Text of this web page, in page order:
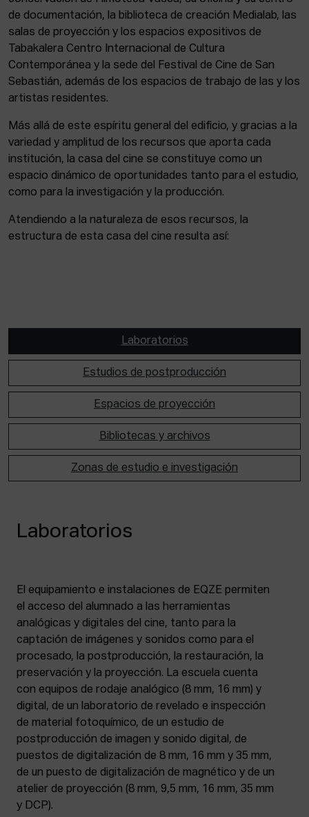
de documentación, la biblioteca de creación Medialab, las
salas de proyección y los espacios expositivos de
Tabakalera Centro Internacional de Cultura
Contemporánea y la sede del Festival de Cine de San
Sebastián, además de los espacios de trabajo de las y los
artistas residentes.
Más allá de este espíritu general del edificio, y gracias a la
variedad y amplitud de los recursos que aporta cada
institución, la casa del cine se constituye como un
espacio dinámico de oportunidades tanto para el estudio,
como para la investigación y la producción.
Atendiendo a la naturaleza de esos recursos, la
estructura de esta casa del cine resulta así:
Laboratorios
Estudios de postproducción
Espacios de proyección
Bibliotecas y archivos
Zonas de estudio e investigación
Laboratorios
El equipamiento e instalaciones de EQZE permiten
el acceso del alumnado a las herramientas
analógicas y digitales del cine, tanto para la
captación de imágenes y sonidos como para el
procesado, la postproducción, la restauración, la
preservación y la proyección. La escuela cuenta
con equipos de rodaje analógico (8 mm, 16 mm) y
digital, de un laboratorio de revelado e inspección
de material fotoquímico, de un estudio de
postproducción de imagen y sonido digital, de
puestos de digitalización de 8 mm, 16 mm y 35 mm,
de un puesto de digitalización de magnético y de un
atelier de proyección (8 mm, 9,5 mm, 16 mm, 35 mm
y DCP).